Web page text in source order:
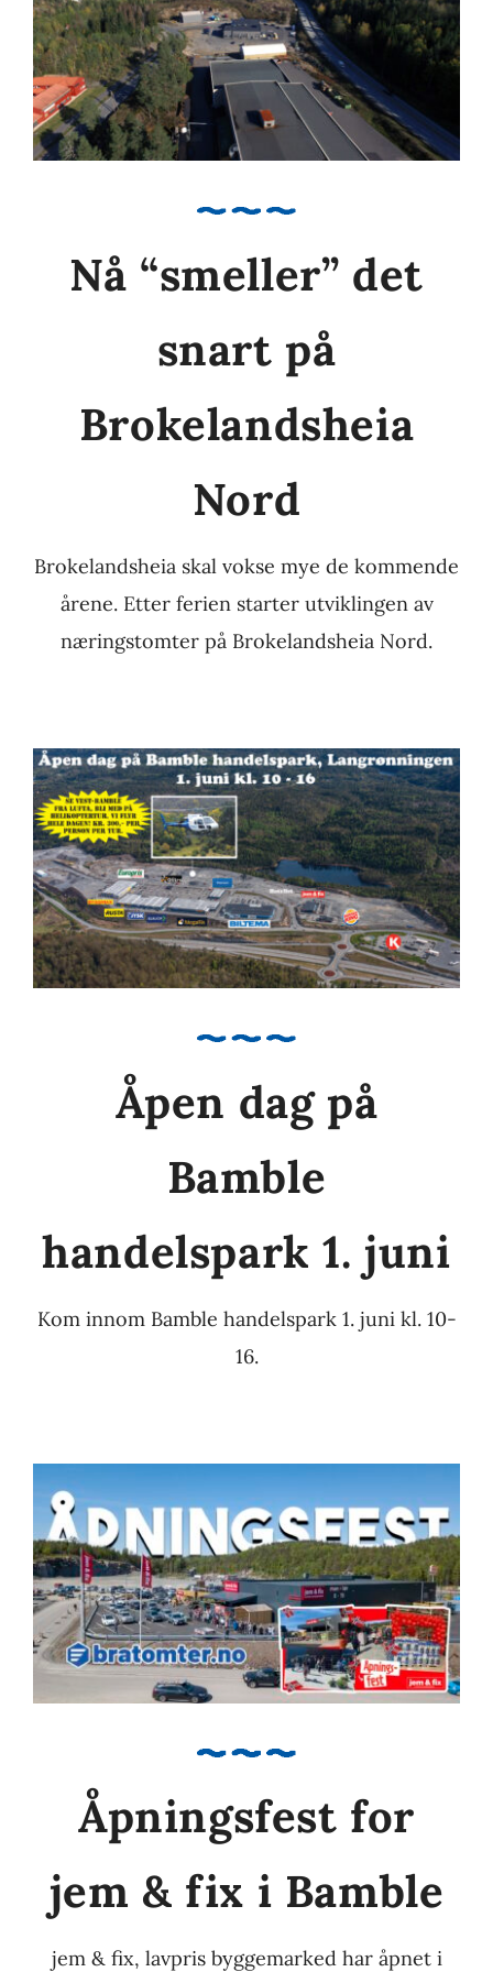
Nå “smeller” det
snart på
Brokelandsheia
Nord
Brokelandsheia skal vokse mye de kommende
årene. Etter ferien starter utviklingen av
næringstomter på Brokelandsheia Nord.
Åpen dag på
Bamble
handelspark 1. juni
Kom innom Bamble handelspark 1. juni kl. 10-
16.
Åpningsfest for
jem & fix i Bamble
jem & fix, lavpris byggemarked har åpnet i